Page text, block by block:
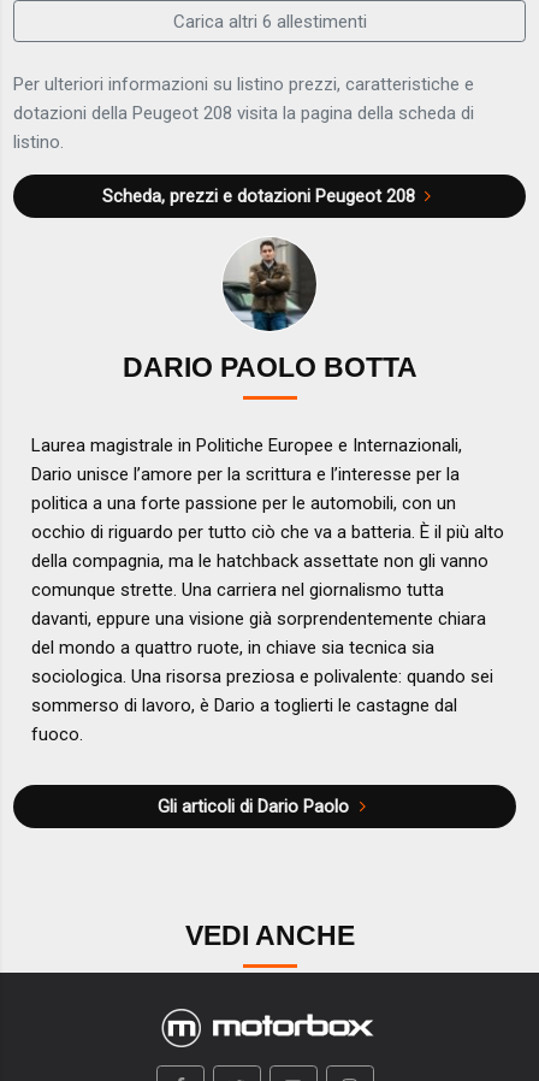
Carica altri 6 allestimenti
Per ulteriori informazioni su listino prezzi, caratteristiche e
dotazioni della Peugeot 208 visita la pagina della scheda di
listino.
Scheda, prezzi e dotazioni Peugeot 208
DARIO PAOLO BOTTA
Laurea magistrale in Politiche Europee e Internazionali,
Dario unisce l’amore per la scrittura e l’interesse per la
politica a una forte passione per le automobili, con un
occhio di riguardo per tutto ciò che va a batteria. È il più alto
della compagnia, ma le hatchback assettate non gli vanno
comunque strette. Una carriera nel giornalismo tutta
davanti, eppure una visione già sorprendentemente chiara
del mondo a quattro ruote, in chiave sia tecnica sia
sociologica. Una risorsa preziosa e polivalente: quando sei
sommerso di lavoro, è Dario a toglierti le castagne dal
fuoco.
Gli articoli di Dario Paolo
VEDI ANCHE